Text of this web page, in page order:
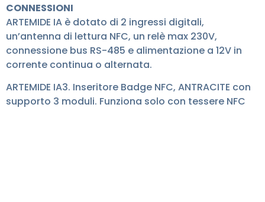
CONNESSIONI
ARTEMIDE IA è dotato di 2 ingressi digitali,
un’antenna di lettura NFC, un relè max 230V,
connessione bus RS-485 e alimentazione a 12V in
corrente continua o alternata.
ARTEMIDE IA3. Inseritore Badge NFC, ANTRACITE con
supporto 3 moduli. Funziona solo con tessere NFC